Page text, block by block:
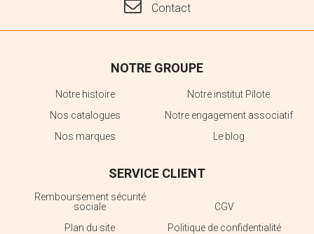
Contact
NOTRE GROUPE
Notre histoire
Notre institut Pilote
Nos catalogues
Notre engagement associatif
Nos marques
Le blog
SERVICE CLIENT
Remboursement sécurité
sociale
CGV
Plan du site
Politique de confidentialité